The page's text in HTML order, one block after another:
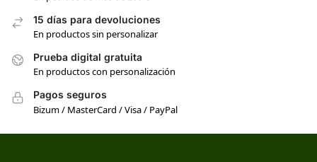
15 días para devoluciones
En productos sin personalizar
Prueba digital gratuita
En productos con personalización
Pagos seguros
Bizum / MasterCard / Visa / PayPal